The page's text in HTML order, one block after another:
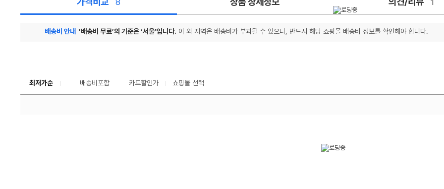
8 1
배송비 안내 ’배송비 무료’의 기준은 ‘서울’입니다. 이 외 지역은 배송비가 부과될 수 있으니, 반드시 해당 쇼핑몰 배송비 정보를 확인해야 합니다.
최저가순 배송비포함 카드할인가 쇼핑몰 선택